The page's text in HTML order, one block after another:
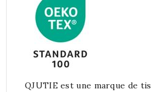
QJUTIE est une marque de